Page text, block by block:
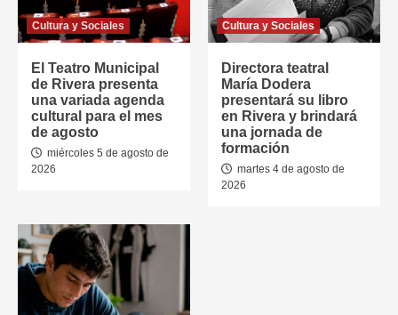
Cultura y Sociales
El Teatro Municipal
de Rivera presenta
una variada agenda
cultural para el mes
de agosto
miércoles 5 de agosto de
2026
Cultura y Sociales
Directora teatral
María Dodera
presentará su libro
en Rivera y brindará
una jornada de
formación
martes 4 de agosto de
2026